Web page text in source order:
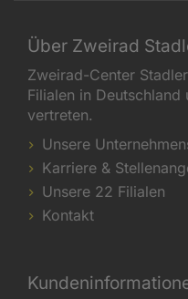
Über Zweirad
Zweirad-Center
Filialen in
vertreten.
Unsere
Karriere &
Unsere 22 Filialen
Kontakt